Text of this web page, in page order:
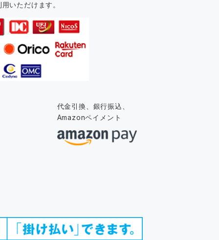
いただけます。
代金引換、銀行振込、
Amazonペイメント